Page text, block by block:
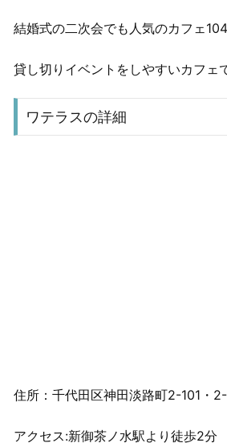
結婚式の二次会でも人気のカフェ
貸し切りイベントをしやすいカフェ
ワテラスの詳細
住所：千代田区神田淡路町2-101・
アクセス:新御茶ノ水駅より徒歩2分